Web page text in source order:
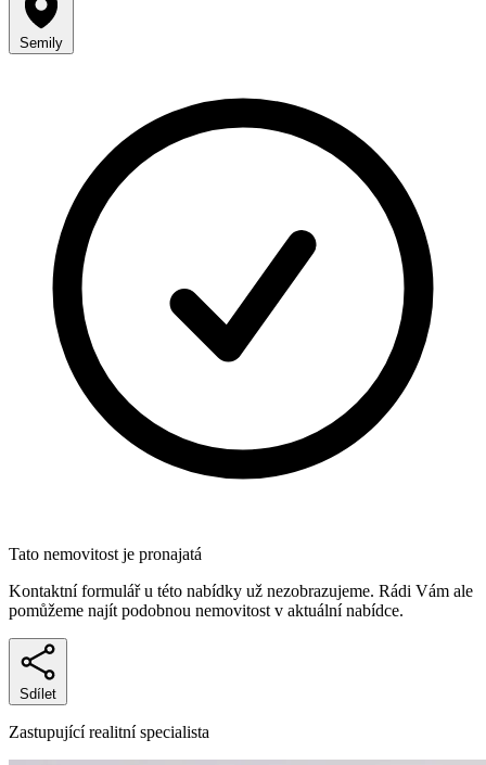
Semily
Tato nemovitost je pronajatá
Kontaktní formulář u této nabídky už nezobrazujeme. Rádi Vám ale
pomůžeme najít podobnou nemovitost v aktuální nabídce.
Sdílet
Zastupující realitní specialista